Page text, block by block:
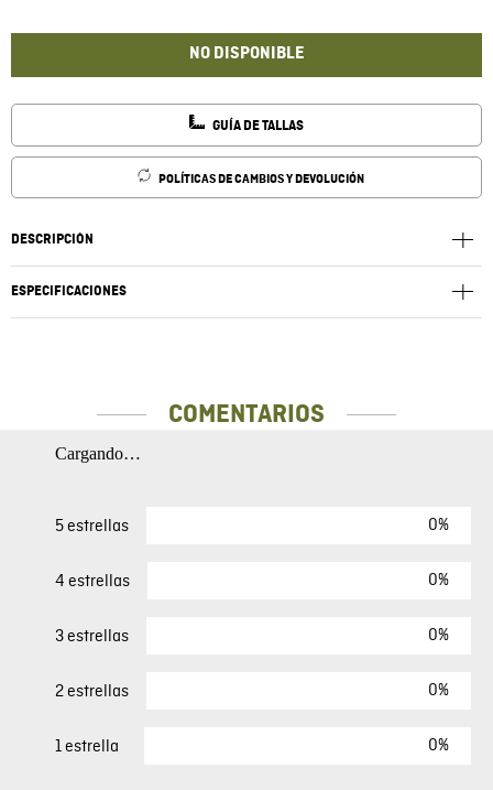
NO DISPONIBLE
GUÍA DE TALLAS
POLÍTICAS DE CAMBIOS Y DEVOLUCIÓN
DESCRIPCIÓN
ESPECIFICACIONES
COMENTARIOS
Cargando…
5 estrellas 0%
4 estrellas 0%
3 estrellas 0%
2 estrellas 0%
1 estrella 0%